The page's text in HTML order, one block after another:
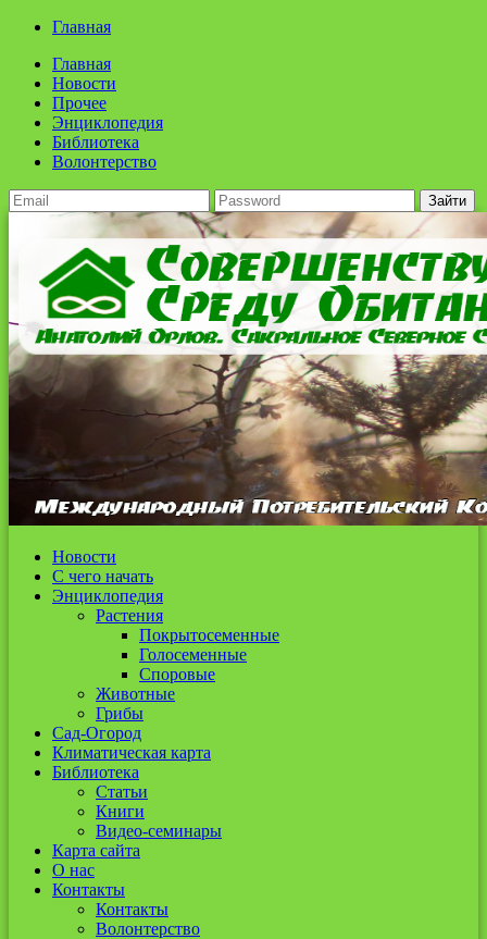
Главная
Главная
Новости
Прочее
Энциклопедия
Библиотека
Волонтерство
Зайти
Новости
С чего начать
Энциклопедия
Растения
Покрытосеменные
Голосеменные
Споровые
Животные
Грибы
Сад-Огород
Климатическая карта
Библиотека
Статьи
Книги
Видео-семинары
Карта сайта
О нас
Контакты
Контакты
Волонтерство